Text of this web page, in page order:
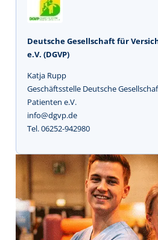
Deutsche Gesellschaft für
e.V. (DGVP)
Katja Rupp
Geschäftsstelle Deutsche
Patienten e.V.
info@dgvp.de
Tel. 06252-942980